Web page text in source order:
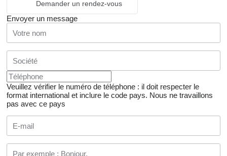
Demander un rendez-vous
Envoyer un message
Veuillez vérifier le numéro de téléphone : il doit respecter le
format international et inclure le code pays. Nous ne travaillons
pas avec ce pays